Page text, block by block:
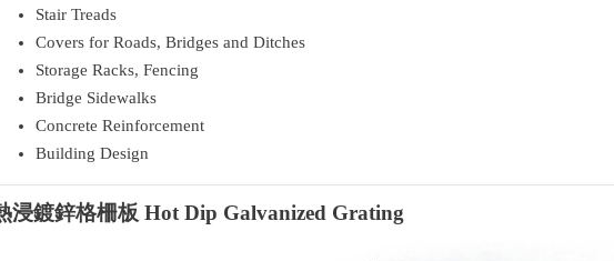
Stair Treads
Covers for Roads, Bridges and Ditches
Storage Racks, Fencing
Bridge Sidewalks
Concrete Reinforcement
Building Design
浸鍍鋅格柵板 Hot Dip Galvanized Grating